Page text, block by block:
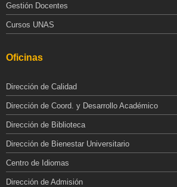
Gestión Docentes
Cursos UNAS
Oficinas
Dirección de Calidad
Dirección de Coord. y Desarrollo Académico
Dirección de Biblioteca
Dirección de Bienestar Universitario
Centro de Idiomas
Dirección de Admisión